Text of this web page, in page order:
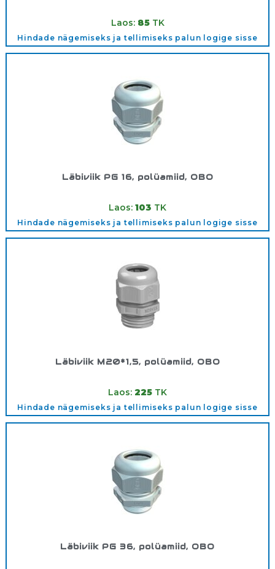
Laos: 85TK
Hindade nägemiseks ja tellimiseks palun logige sisse
Läbiviik PG 16, polüamiid, OBO
Laos: 103 TK
Hindade nägemiseks ja tellimiseks palun logige sisse
Läbiviik M20*1,5, polüamiid, OBO
Laos: 225 TK
Hindade nägemiseks ja tellimiseks palun logige sisse
Läbiviik PG 36, polüamiid, OBO